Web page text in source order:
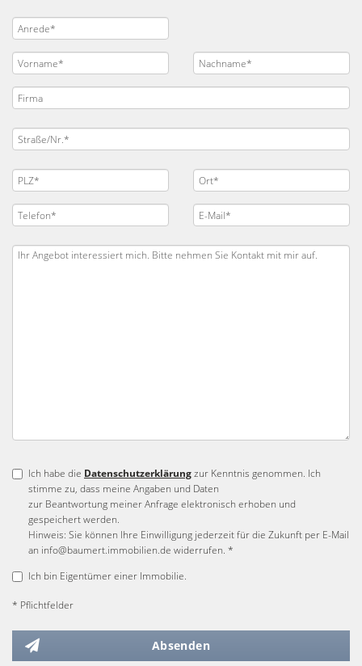
Ich habe die Datenschutzerklärungzur Kenntnis genommen. Ich
stimme zu, dass meine Angaben und Daten
zur Beantwortung meiner Anfrage elektronisch erhoben und
gespeichert werden.
Hinweis: Sie können Ihre Einwilligung jederzeit für die Zukunft per E-Mail
an info@baumert.immobilien.de widerrufen. *
Ich bin Eigentümer einer Immobilie.
* Pflichtfelder
Absenden